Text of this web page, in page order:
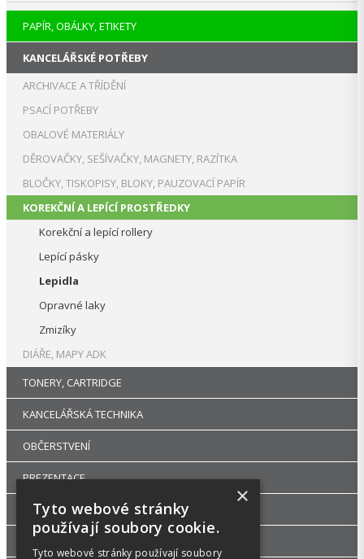
PAPÍR, OBÁLKY, ETIKETY
KANCELÁŘSKÉ POTŘEBY
ARCHIVACE A TŘÍDĚNÍ
PSACÍ POTŘEBY
OBALOVÉ MATERIÁLY
DĚROVAČKY, SEŠÍVAČKY, MAGNETY, RAZÍTKA
BLOČKY, TISKOPISY, BLOKY, PAUZOVACÍ PAPÍR
KOREKČNÍ A LEPÍCÍ PROSTŘEDKY
Korekční a lepící rollery
Lepící pásky
Lepidla
Opravné laky
Zmizíky
DIÁŘE, MAPY ADK
TONERY, CARTRIDGE
KANCELÁŘSKÁ TECHNIKA
OBČERSTVENÍ
PREZENTACE
DROGERIE
KANCELÁŘSKÝ NÁBYTEK
×
Tyto webové stránky
používají soubory cookie.
Tyto webové stránky používají soubory